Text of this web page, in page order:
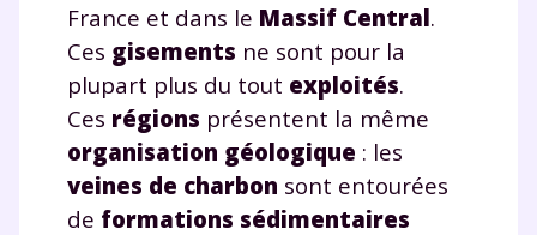
France et dans le Massif Central.
Ces gisements ne sont pour la
plupart plus du tout exploités.
Ces régions présentent la même
organisation géologique : les
veines de charbon sont entourées
de formations sédimentaires